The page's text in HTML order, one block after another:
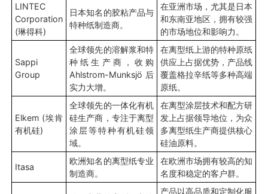
LINTEC
Corporation
(琳得科)
日本知名的胶粘产品与
特种纸制造商。
在亚洲市场，尤其是日本
和东南亚地区，拥有较强
的市场地位和影响力。
Sappi
Group
全球领先的溶解浆和特
种纸生产商，收购
Ahlstrom-Munksjö后
实力大增。
在离型纸上游的特种原纸
供应上占据优势，产品线
覆盖格拉辛纸等多种高端
原纸。
Elkem (埃肯
有机硅)
全球领先的一体化有机
硅生产商，专注于离型
涂层等特种有机硅领
域。
在离型涂层技术和配方研
发上占据领导地位，为众
多离型纸生产商提供核心
硅油原料。
Itasa
欧洲知名的离型纸专业
制造商。
在欧洲市场拥有较高的知
名度和稳定的客户群。
产品以高品质和定制化服